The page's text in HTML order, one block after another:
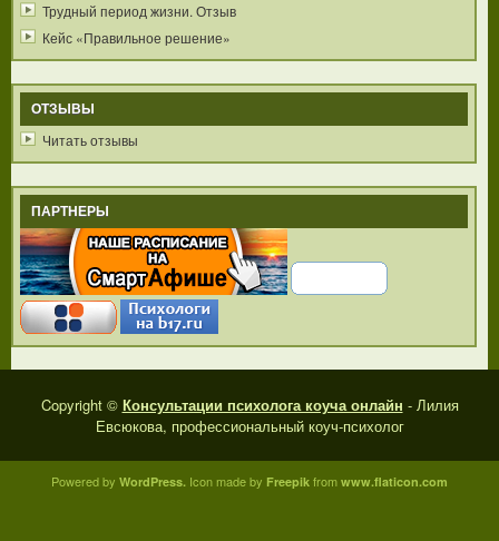
Трудный период жизни. Отзыв
Кейс «Правильное решение»
ОТЗЫВЫ
Читать отзывы
ПАРТНЕРЫ
Copyright © Консультации психолога коуча онлайн - Лилия
Евсюкова, профессиональный коуч-психолог
Powered by WordPress. Icon made by Freepik from www.flaticon.com